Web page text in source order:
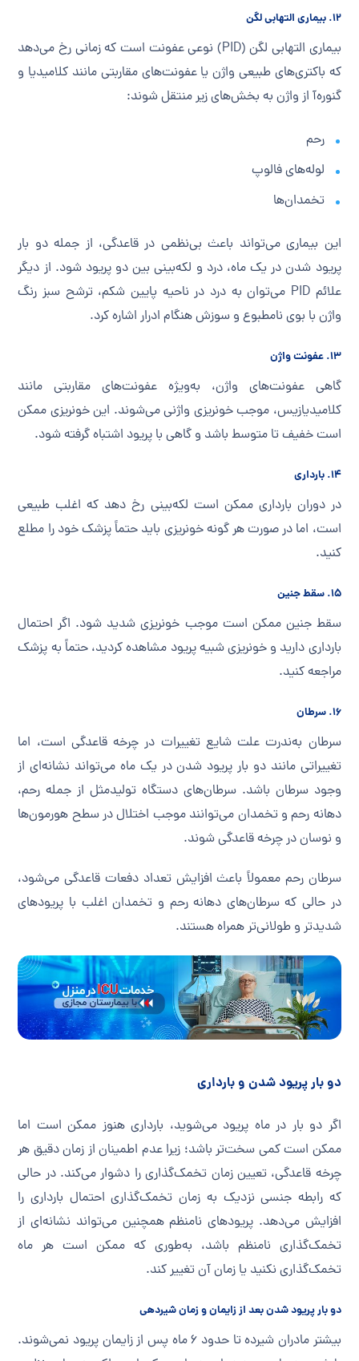
۱۲. بیماری التهابی لگن
بیماری التهابی لگن (PID) نوعی عفونت است که زمانی رخ می‌دهد
که باکتری‌های طبیعی واژن یا عفونت‌های مقاربتی مانند کلامیدیا و
گنوره‌آ از واژن به بخش‌های زیر منتقل شوند:
رحم
لوله‌های فالوپ
تخمدان‌ها
این بیماری می‌تواند باعث بی‌نظمی در قاعدگی، از جمله دو بار
پریود شدن در یک ماه، درد و لکه‌بینی بین دو پریود شود. از دیگر
علائم PID می‌توان به درد در ناحیه پایین شکم، ترشح سبز رنگ
واژن با بوی نامطبوع و سوزش هنگام ادرار اشاره کرد.
۱۳. عفونت واژن
گاهی عفونت‌های واژن، به‌ویژه عفونت‌های مقاربتی مانند
کلامیدیازیس، موجب خونریزی واژنی می‌شوند. این خونریزی ممکن
است خفیف تا متوسط باشد و گاهی با پریود اشتباه گرفته شود.
۱۴. بارداری
در دوران بارداری ممکن است لکه‌بینی رخ دهد که اغلب طبیعی
است، اما در صورت هر گونه خونریزی باید حتماً پزشک خود را مطلع
کنید.
۱۵. سقط جنین
سقط جنین ممکن است موجب خونریزی شدید شود. اگر احتمال
بارداری دارید و خونریزی شبیه پریود مشاهده کردید، حتماً به پزشک
مراجعه کنید.
۱۶. سرطان
سرطان به‌ندرت علت شایع تغییرات در چرخه قاعدگی است، اما
تغییراتی مانند دو بار پریود شدن در یک ماه می‌تواند نشانه‌ای از
وجود سرطان باشد. سرطان‌های دستگاه تولیدمثل از جمله رحم،
دهانه رحم و تخمدان می‌توانند موجب اختلال در سطح هورمون‌ها
و نوسان در چرخه قاعدگی شوند.
سرطان رحم معمولاً باعث افزایش تعداد دفعات قاعدگی می‌شود،
در حالی که سرطان‌های دهانه رحم و تخمدان اغلب با پریودهای
شدیدتر و طولانی‌تر همراه هستند.
دو بار پریود شدن و بارداری
اگر دو بار در ماه پریود می‌شوید، بارداری هنوز ممکن است اما
ممکن است کمی سخت‌تر باشد؛ زیرا عدم اطمینان از زمان دقیق هر
چرخه قاعدگی، تعیین زمان تخمک‌گذاری را دشوار می‌کند. در حالی
که رابطه جنسی نزدیک به زمان تخمک‌گذاری احتمال بارداری را
افزایش می‌دهد. پریودهای نامنظم همچنین می‌تواند نشانه‌ای از
تخمک‌گذاری نامنظم باشد، به‌طوری که ممکن است هر ماه
تخمک‌گذاری نکنید یا زمان آن تغییر کند.
دو بار پریود شدن بعد از زایمان و زمان شیردهی
بیشتر مادران شیرده تا حدود ۶ ماه پس از زایمان پریود نمی‌شوند.